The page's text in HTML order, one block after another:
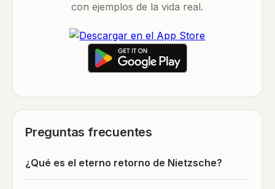
con ejemplos de la vida real.
Preguntas frecuentes
¿Qué es el eterno retorno de Nietzsche?